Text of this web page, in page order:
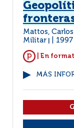
Mattos,
Militar
1997
| En
MÁS